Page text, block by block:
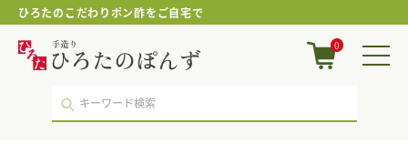
ひろたのこだわりポン酢をご自宅で
柚
｜
0